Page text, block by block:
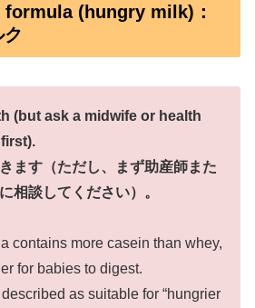
(hungry milk)：
(but ask a midwife or health
ます（ただし、まず助産師また
相談してください）。
contains more casein than whey,
for babies to digest.
as suitable for “hungrier